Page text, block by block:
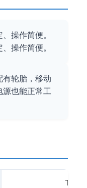
操作简便。
操作简便。
轮胎，移动
源也能正常工